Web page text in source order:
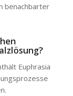
benachbarter
Euphrasia